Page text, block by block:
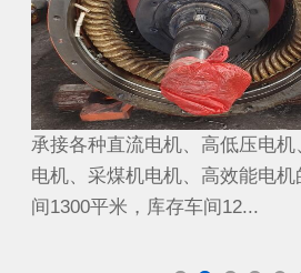
承接各种直流电机、高低压电
电机、采煤机电机、高效能电
间1300平米，库存车间12...